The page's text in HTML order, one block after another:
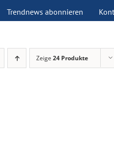
Trendnews abonnieren
Zeige 24 Produkte